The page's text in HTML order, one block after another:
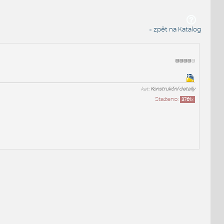
« zpět na Katalog
kat:Konstrukční detaily
Staženo: 3761x